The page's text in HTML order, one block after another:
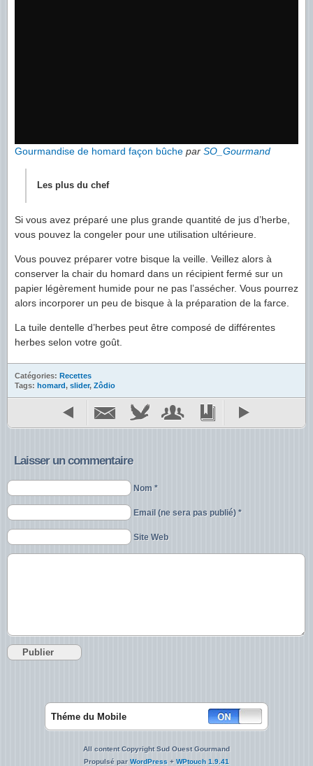
Gourmandise de homard façon bûche par SO_Gourmand
Les plus du chef
Si vous avez préparé une plus grande quantité de jus d’herbe,
vous pouvez la congeler pour une utilisation ultérieure.
Vous pouvez préparer votre bisque la veille. Veillez alors à
conserver la chair du homard dans un récipient fermé sur un
papier légèrement humide pour ne pas l’assécher. Vous pourrez
alors incorporer un peu de bisque à la préparation de la farce.
La tuile dentelle d’herbes peut être composé de différentes
herbes selon votre goût.
Catégories: Recettes
Tags: homard, slider, Zôdio
Laisser un commentaire
Nom *
Email (ne sera pas publié) *
Site Web
Théme du Mobile
All content Copyright Sud Ouest Gourmand
Propulsé parWordPress + WPtouch 1.9.41